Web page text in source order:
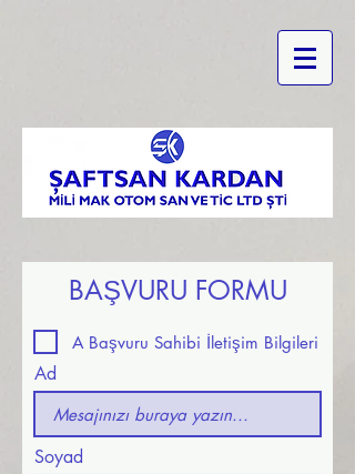
BAŞVURU FORMU
A Başvuru Sahibi İletişim Bilgileri
Ad
Soyad